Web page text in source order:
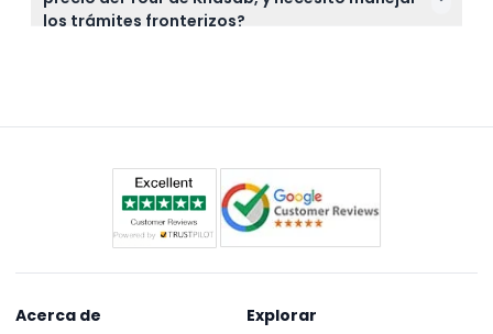
reembolso completo menos cualquier cargo por
los trámites fronterizos?
gestionan durante el viaje.
Acerca de Explorar